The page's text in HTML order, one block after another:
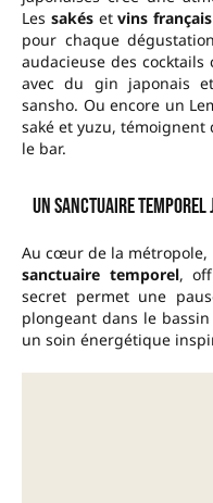
Les sakésetvins français
pour chaque
audacieuse des
avec du gin japonais
sansho. Ou encore un
saké et yuzu, témoignent
le bar.
Un sanctuaire
Au cœur de la métropole,
sanctuaire temporel,
secret permet une
plongeant dans le
un soin énergétique